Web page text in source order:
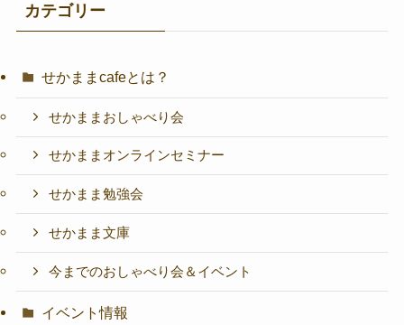
カテゴリー
せかままcafeとは？
せかままおしゃべり会
せかままオンラインセミナー
せかまま勉強会
せかまま文庫
今までのおしゃべり会＆イベント
イベント情報